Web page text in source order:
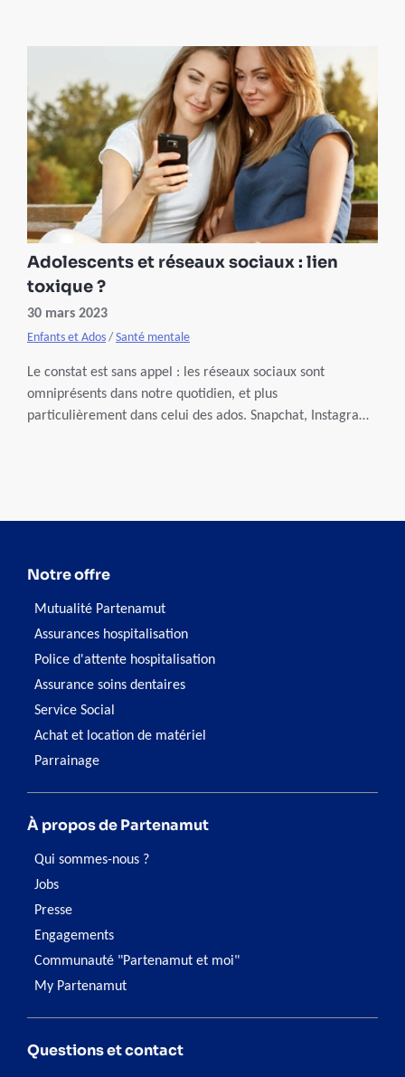
avons interviewé Tatiana Djekic, psychologue et
professeure agrégée en psychopédagogie.
Adolescents et réseaux sociaux : lien
toxique ?
30 mars 2023
Enfants et Ados / Santé mentale
Le constat est sans appel : les réseaux sociaux sont
omniprésents dans notre quotidien, et plus
particulièrement dans celui des ados. Snapchat, Instagram,
sur un monde virtuel où tout est loin d’être parfait !
Notre offre
Mutualité Partenamut
Assurances hospitalisation
Police d'attente hospitalisation
Assurance soins dentaires
Service Social
Achat et location de matériel
Parrainage
À propos de Partenamut
Qui sommes-nous ?
Jobs
Presse
Engagements
Communauté "Partenamut et moi"
My Partenamut
Questions et contact